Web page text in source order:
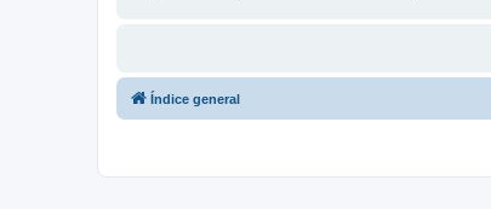
Índice general